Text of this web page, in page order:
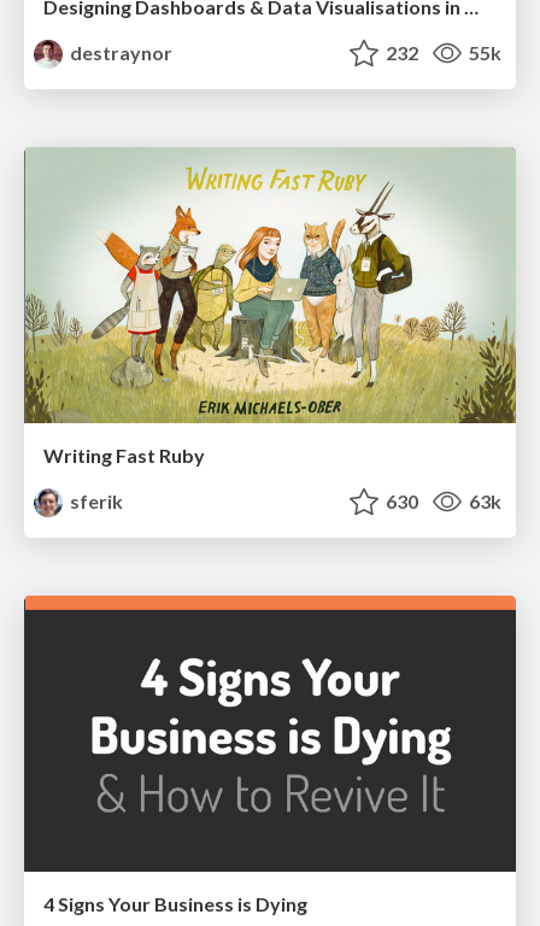
destraynor
232 55k
Writing Fast Ruby
sferik
630 63k
4 Signs Your Business is Dying